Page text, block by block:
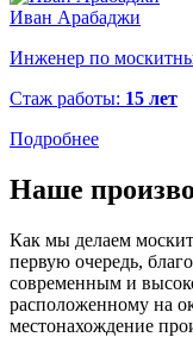
Иван Арабаджи
Инженер по
Стаж работы: 15 лет
Подробнее
Наше
Как мы делаем
первую очередь,
современным и
расположенному на
местонахождение